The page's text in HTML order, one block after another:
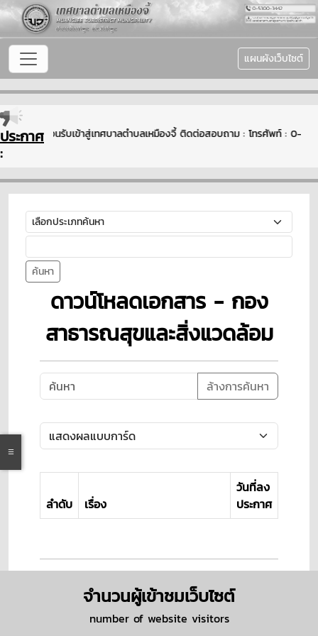
แผนผังเว็บไซต์
ประกาศ
:
ยินดีต้อนรับเข้าสู่เทศบาลตำบลเหมืองจี้ ติดต่อสอบถาม : โทรศัพท์ : 0-
ค้นหา
ดาวน์โหลดเอกสาร - กอง
สาธารณสุขและสิ่งแวดล้อม
ล้างการค้นหา
ลำดับ เรื่อง
วันที่ลง
ประกาศ
จำนวนผู้เข้าชมเว็บไซต์
number of website visitors